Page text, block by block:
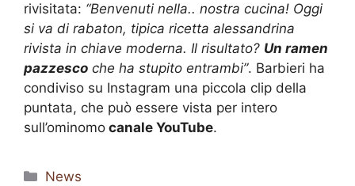
rivisitata: “Benvenuti nella.. nostra cucina! Oggi
si va di rabaton, tipica ricetta alessandrina
rivista in chiave moderna. Il risultato? Un ramen
pazzesco che ha stupito entrambi”. Barbieri ha
condiviso su Instagram una piccola clip della
puntata, che può essere vista per intero
sull’ominomo canale YouTube.
Categorie
News